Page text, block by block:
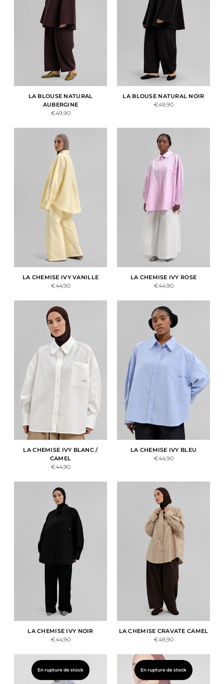
LA BLOUSE NATURAL
AUBERGINE
€49,90
LA BLOUSE NATURAL NOIR
€49,90
LA CHEMISE IVY VANILLE
€44,90
LA CHEMISE IVY ROSE
€44,90
LA CHEMISE IVY BLANC /
CAMEL
€44,90
LA CHEMISE IVY BLEU
€44,90
LA CHEMISE IVY NOIR
€44,90
LA CHEMISE CRAVATE CAMEL
€49,90
En rupture de stock En rupture de stock